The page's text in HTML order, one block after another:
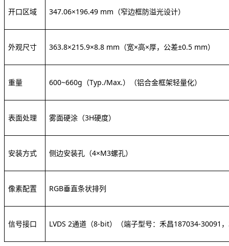
开口区域 347.06×196.49 mm （窄边框防溢光设计）
外观尺寸 363.8×215.9×8.8 mm （宽×高×厚，公差±0.5 mm）
重量 600~660g（Typ./Max.） （铝合金框架轻量化）
表面处理 雾面硬涂（3H硬度）
安装方式 侧边安装孔（4×M3螺孔）
像素配置 RGB垂直条状排列
信号接口 LVDS 2通道（8-bit） （端子型号：禾昌187034-30091